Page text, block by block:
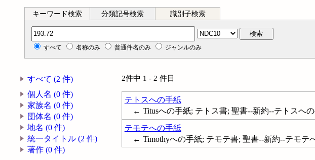
キーワード検索 分類記号検索 識別子検索
分類記号検索 検索
すべて 名称のみ 普通件名のみ ジャンルのみ
すべて (2 件)
個人名 (0 件)
家族名 (0 件)
団体名 (0 件)
地名 (0 件)
統一タイトル (2 件)
著作 (0 件)
2件中 1 - 2 件目
テトスへの手紙
← Titusへの手紙; テトス書; 聖書--新約--テトスへ
テモテへの手紙
← Timothyへの手紙; テモテ書; 聖書--新約--テモテ